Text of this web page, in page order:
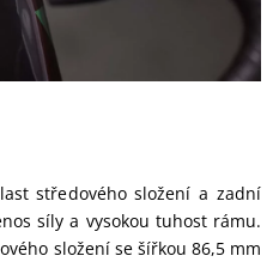
středového složení a zadní
síly a vysokou tuhost rámu.
složení se šířkou 86,5 mm